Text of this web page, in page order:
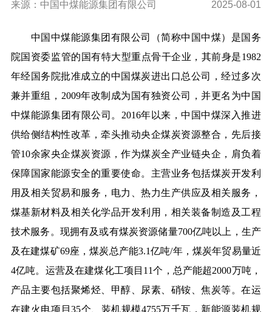
来源：中国中煤能源集团有限公司 2025-08-01
中国中煤能源集团有限公司（简称中国中煤）是国务
院国资委监管的国有特大型重点骨干企业，其前身是1982
年经国务院批准成立的中国煤炭进出口总公司，经过多次
兼并重组，2009年改制成为国有独资公司，并更名为中国
中煤能源集团有限公司。2016年以来，中国中煤深入推进
供给侧结构性改革，牵头推动央企煤炭资源整合，先后接
管10余家央企煤炭资源，作为煤炭全产业链央企，肩负着
保障国家能源安全的重要使命。主营业务包括煤炭开发利
用及相关贸易和服务，电力、热力生产供应及相关服务，
煤基新材料及相关化学品开发利用，相关装备制造及工程
技术服务。现拥有及或有煤炭资源储量700亿吨以上，生产
及在建煤矿69座，煤炭总产能3.1亿吨/年，煤炭年贸易量近
4亿吨。运营及在建煤化工项目11个，总产能超2000万吨，
产品主要包括聚烯烃、甲醇、尿素、硝铵、焦炭等。在运
在建火电项目35个、装机规模4755万千瓦，新能源装机规